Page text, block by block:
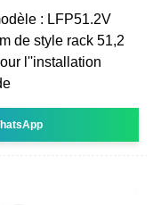
: LFP51.2V
de style rack 51,2
l''installation